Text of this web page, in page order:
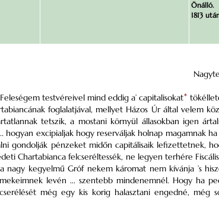
Önálló.
1813
testvéreivel mind eddig a’ capitalisokat*
foglalatjával, mellyet Házos Úr által velem
tetszik, a mostani környül állasokban igen
hogyan excipialjak hogy reserváljak holnap
gondolják pénzeket midőn capitálisaik lefizettetnek,
Chartabianca felcseréltessék, ne legyen terhére
nagy kegyelmű Gróf nekem káromat nem kívánja ’s
levén ... szentebb mindenemnél. Hogy ha
még egy kis korig halasztani engedné,